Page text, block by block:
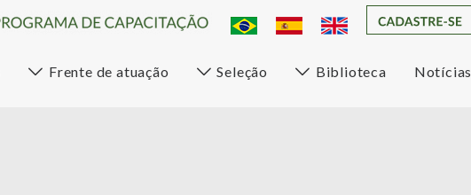
Frente de atuação Seleção Biblioteca Notícias